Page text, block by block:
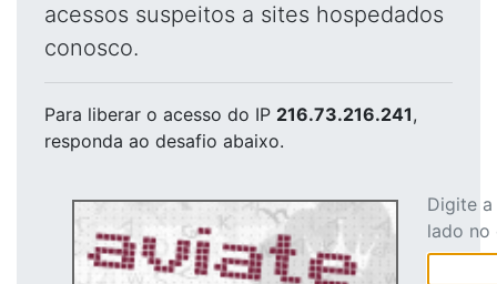
acessos suspeitos a sites hospedados
conosco.
Para liberar o acesso do IP 216.73.216.241,
responda ao desafio abaixo.
Digite
lado no